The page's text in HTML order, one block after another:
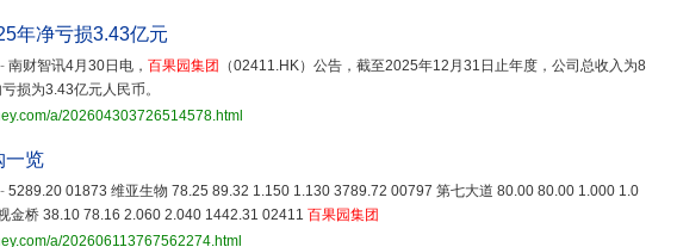
年净亏损3.43亿元
- 南财智讯4月30日电， 百果园集团
（02411.HK）公告，截至2025年12月31日止年度，公司总收入为8
损为3.43亿元人民币。
a/202604303726514578.html
一览
- 5289.20 01873 维亚生物 78.25 89.32 1.150 1.130 3789.72 00797 第七大道 80.00 80.00 1.000 1.0
金桥 38.10 78.16 2.060 2.040 1442.31 02411 百果园集团
a/202606113767562274.html